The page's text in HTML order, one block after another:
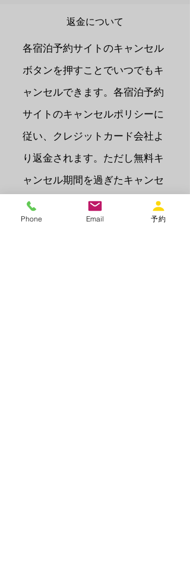
返金について
​各宿泊予約サイトのキャンセル
ボタンを押すことでいつでもキ
ャンセルできます。各宿泊予約
サイトのキャンセルポリシーに
従い、クレジットカード会社よ
り返金されます。ただし無料キ
ャンセル期間を過ぎたキャンセ
ルの場合の返金は対応いたして
おりません
Phone Email 予約